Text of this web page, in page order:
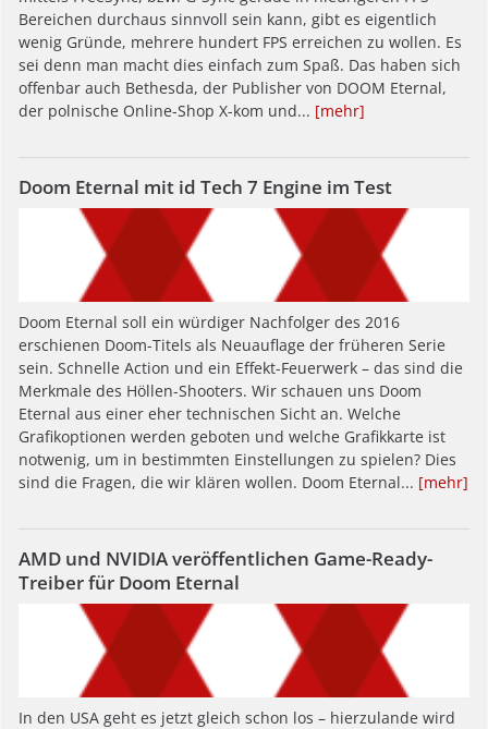
Bereichen durchaus sinnvoll sein kann, gibt es eigentlich
wenig Gründe, mehrere hundert FPS erreichen zu wollen. Es
sei denn man macht dies einfach zum Spaß. Das haben sich
offenbar auch Bethesda, der Publisher von DOOM Eternal,
der polnische Online-Shop X-kom und... [mehr]
Doom Eternal mit id Tech 7 Engine im Test
Doom Eternal soll ein würdiger Nachfolger des 2016
erschienen Doom-Titels als Neuauflage der früheren Serie
sein. Schnelle Action und ein Effekt-Feuerwerk – das sind die
Merkmale des Höllen-Shooters. Wir schauen uns Doom
Eternal aus einer eher technischen Sicht an. Welche
Grafikoptionen werden geboten und welche Grafikkarte ist
notwenig, um in bestimmten Einstellungen zu spielen? Dies
sind die Fragen, die wir klären wollen. Doom Eternal... [mehr]
AMD und NVIDIA veröffentlichen Game-Ready-
Treiber für Doom Eternal
In den USA geht es jetzt gleich schon los – hierzulande wird